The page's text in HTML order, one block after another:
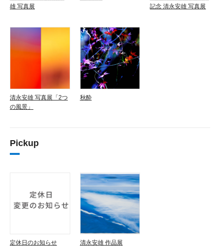
雄 写真展
記念 清永安雄 写真展
清永安雄 写真展「2つ
の風景」
秋酔
Pickup
定休日のお知らせ
清永安雄 作品展